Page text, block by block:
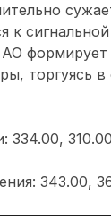
к
торгуясь в
334.00,
343.00,